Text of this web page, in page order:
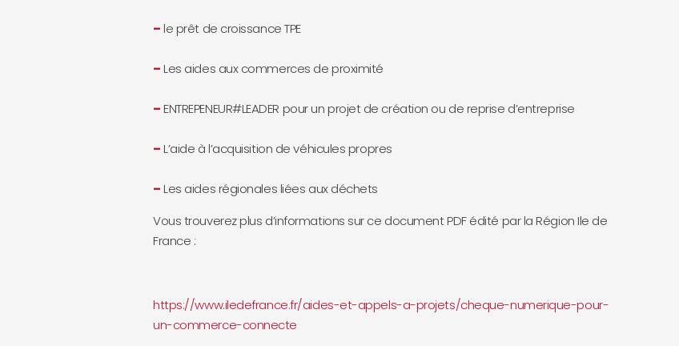
– le prêt de croissance TPE
– Les aides aux commerces de proximité
– ENTREPENEUR#LEADER pour un projet de création ou de reprise d’entreprise
– L’aide à l’acquisition de véhicules propres
– Les aides régionales liées aux déchets
Vous trouverez plus d’informations sur ce document PDF édité par la Région Ile de
France :
https://www.iledefrance.fr/aides-et-appels-a-projets/cheque-numerique-pour-
un-commerce-connecte